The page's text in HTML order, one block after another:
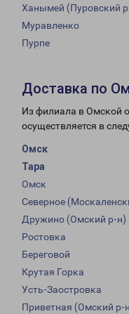
Ханымей (Пуровский
Муравленко
Пурпе
Доставка по
Из филиала в Омской
осуществляется в
Омск
Тара
Омск
Северное
Дружино (Омский р-н)
Ростовка
Береговой
Крутая Горка
Усть-Заостровка
Приветная (Омский р-